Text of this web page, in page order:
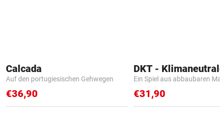
Calcada
Auf den portugiesischen Gehwegen
€36,90
Ein Spiel aus abbaubaren
€31,90